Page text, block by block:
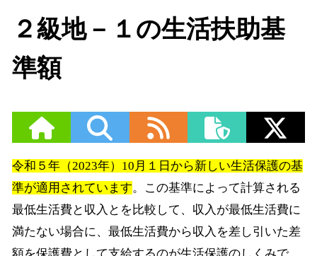
２級地－１の生活扶助基
準額
令和５年（2023年）10月１日から新しい生活保護の基
準が適用されています。この基準によって計算される
最低生活費と収入とを比較して、収入が最低生活費に
満たない場合に、最低生活費から収入を差し引いた差